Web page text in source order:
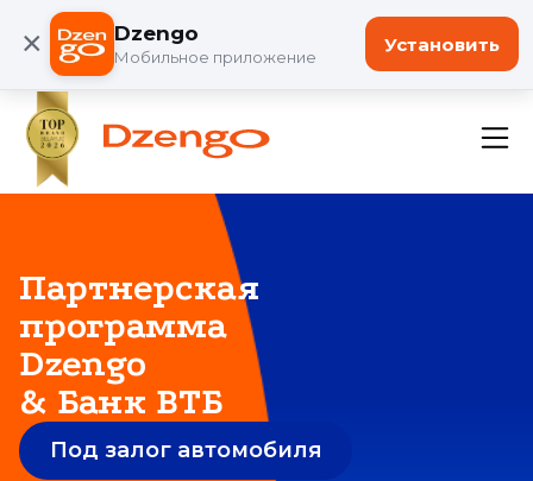
Партнерская
программа
Dzengo
& Банк ВТБ
Под залог автомобиля
× Dzengo
Мобильное приложение
Установить